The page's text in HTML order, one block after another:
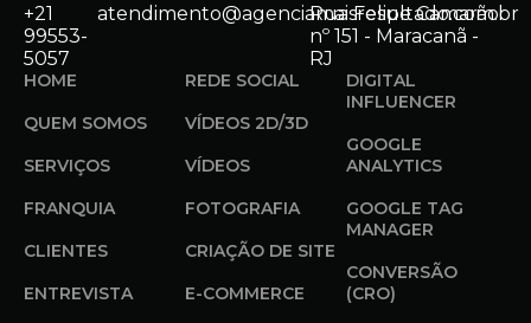
+21
99553-
5057
atendimento@agenciamaisresultado.com.br
Rua Felipe Camarão
nº 151 - Maracanã -
RJ
HOME
QUEM SOMOS
SERVIÇOS
FRANQUIA
CLIENTES
ENTREVISTA
REDE SOCIAL
VÍDEOS 2D/3D
VÍDEOS
FOTOGRAFIA
CRIAÇÃO DE SITE
E-COMMERCE
DIGITAL
INFLUENCER
GOOGLE
ANALYTICS
GOOGLE TAG
MANAGER
CONVERSÃO
(CRO)